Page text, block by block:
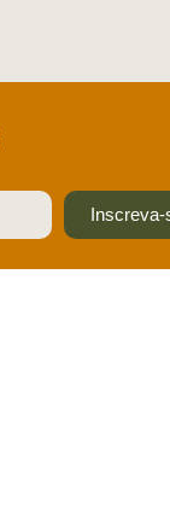
Inscreva-